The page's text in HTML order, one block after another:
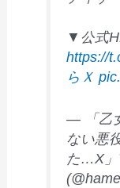
▼公式
https://
らＸ
— 「乙
ない悪
た…X」